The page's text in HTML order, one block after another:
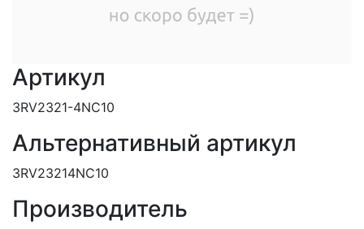
Артикул
3RV2321-4NC10
Альтернативный артикул
3RV23214NC10
Производитель